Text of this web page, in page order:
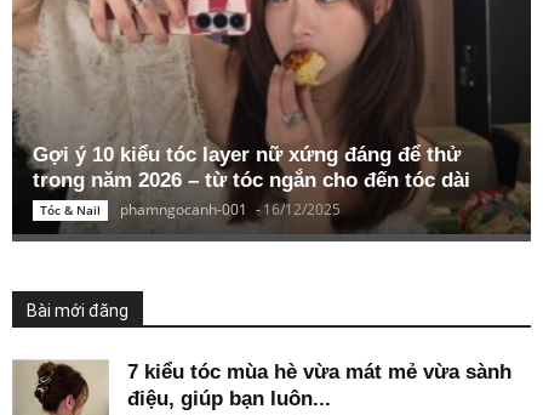
Gợi ý 10 kiểu tóc layer nữ xứng đáng để thử
trong năm 2026 – từ tóc ngắn cho đến tóc dài
Tóc & Nail phamngocanh-001 -16/12/2025
Bài mới đăng
7 kiểu tóc mùa hè vừa mát mẻ vừa sành
điệu, giúp bạn luôn...